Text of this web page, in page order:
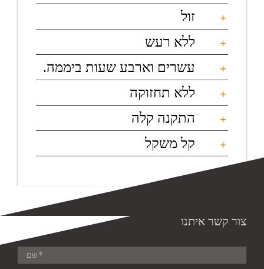
זול
ללא רעש
עשרים וארבע שעות ביממה.
ללא תחזוקה
התקנה קלה
קל משקל
צור קשר איתנו